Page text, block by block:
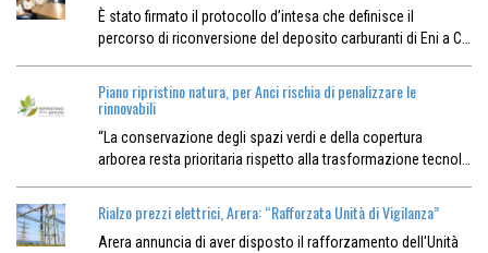
È stato firmato il protocollo d’intesa che definisce il
percorso di riconversione del deposito carburanti di Eni a C…
Piano ripristino natura, per Anci rischia di penalizzare le
rinnovabili
“La conservazione degli spazi verdi e della copertura
arborea resta prioritaria rispetto alla trasformazione tecnol…
Rialzo prezzi elettrici, Arera: “Rafforzata Unità di Vigilanza”
Arera annuncia di aver disposto il rafforzamento dell'Unità